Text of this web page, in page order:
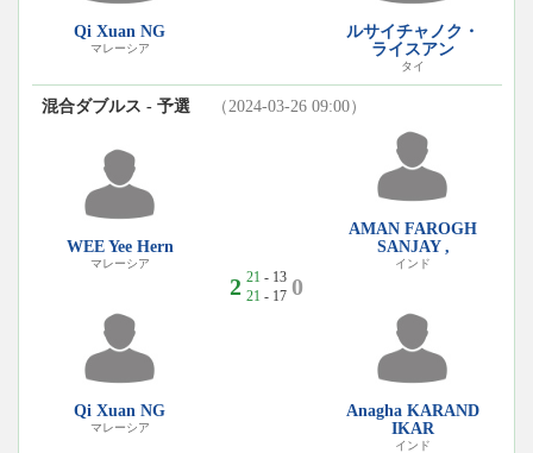
Qi Xuan NG
マレーシア
ルサイチャノク・
ライスアン
タイ
混合ダブルス - 予選 （2024-03-26 09:00）
WEE Yee Hern
マレーシア
Qi Xuan NG
マレーシア
2 21 - 13
21 - 17 0
AMAN FAROGH
SANJAY ,
インド
Anagha KARAND
IKAR
インド